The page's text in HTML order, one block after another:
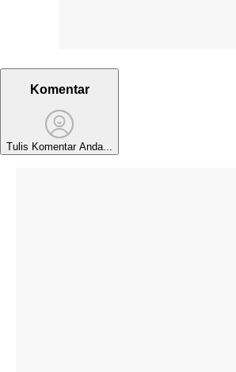
Komentar
Tulis Komentar Anda...